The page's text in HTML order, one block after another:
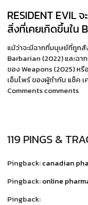
RESIDENT EVIL
สิ่งที่เคยเกิดขึ้นใน
แม้ว่าจะมีฉากที่มนุษย์ที่ถูก
Barbarian (2022) และฉ
ของ Weapons (2025) ห
เอ็มไพร์ ของผู้กำกับ แซ็ค
Comments comments
119 PINGS &
Pingback:canadian
Pingback:online
Pingback: